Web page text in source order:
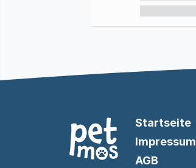
Startseite
Impressum
AGB